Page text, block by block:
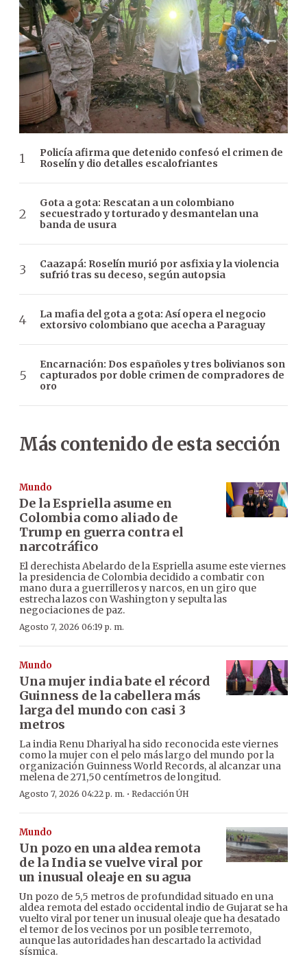
Policía afirma que detenido confesó el crimen de
Roselín y dio detalles escalofriantes
Gota a gota: Rescatan a un colombiano
secuestrado y torturado y desmantelan una
banda de usura
Caazapá: Roselín murió por asfixia y la violencia
sufrió tras su deceso, según autopsia
La mafia del gota a gota: Así opera el negocio
extorsivo colombiano que acecha a Paraguay
Encarnación: Dos españoles y tres bolivianos son
capturados por doble crimen de compradores de
oro
Más contenido de esta sección
Mundo
De la Espriella asume en
Colombia como aliado de
Trump en guerra contra el
narcotráfico
El derechista Abelardo de la Espriella asume este viernes
la presidencia de Colombia decidido a combatir con
mano dura a guerrilleros y narcos, en un giro que
estrecha lazos con Washington y sepulta las
negociaciones de paz.
Agosto 7, 2026 06:19 p. m.
Mundo
Una mujer india bate el récord
Guinness de la cabellera más
larga del mundo con casi 3
metros
La india Renu Dhariyal ha sido reconocida este viernes
como la mujer con el pelo más largo del mundo por la
organización Guinness World Records, al alcanzar una
melena de 271,50 centímetros de longitud.
Agosto 7, 2026 04:22 p. m. · Redacción ÚH
Mundo
Un pozo en una aldea remota
de la India se vuelve viral por
un inusual oleaje en su agua
Un pozo de 5,5 metros de profundidad situado en una
aldea remota del estado occidental indio de Gujarat se ha
vuelto viral por tener un inusual oleaje que ha desatado
el temor de los vecinos por un posible terremoto,
aunque las autoridades han descartado la actividad
sísmica.